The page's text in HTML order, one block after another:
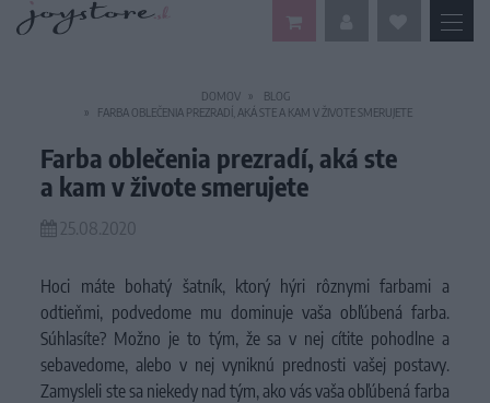
DOMOV
BLOG
FARBA OBLEČENIA PREZRADÍ, AKÁ STE A KAM V ŽIVOTE SMERUJETE
Farba oblečenia prezradí, aká ste
a kam v živote smerujete
25.08.2020
Hoci máte bohatý šatník, ktorý hýri rôznymi farbami a
odtieňmi, podvedome mu dominuje vaša obľúbená farba.
Súhlasíte? Možno je to tým, že sa v nej cítite pohodlne a
sebavedome, alebo v nej vyniknú prednosti vašej postavy.
Zamysleli ste sa niekedy nad tým, ako vás vaša obľúbená farba